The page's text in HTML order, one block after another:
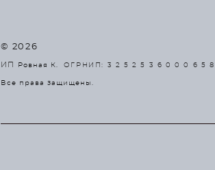
© 2026
ИП Ровная К. ОГРНИП: 3 2 5 2 5 3 6 0 0 0 6 5 8
Все права защищены.